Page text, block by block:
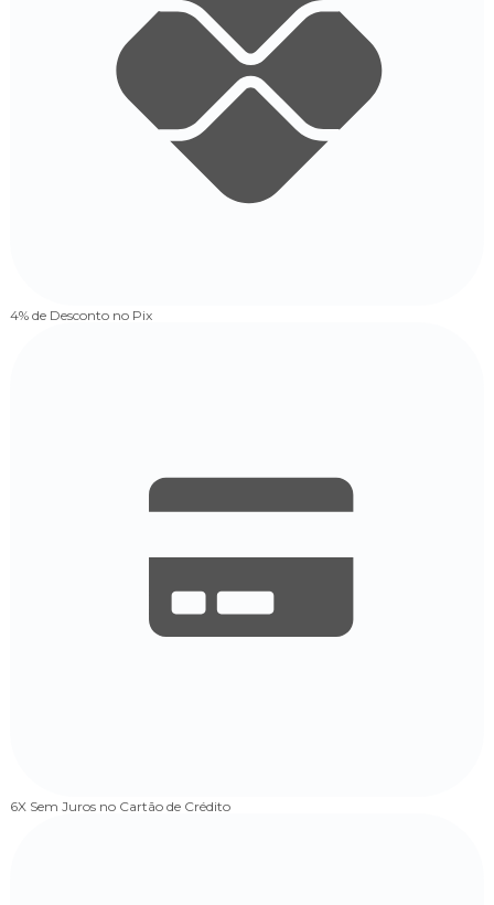
4% de Desconto no Pix
6X Sem Juros no Cartão de Crédito